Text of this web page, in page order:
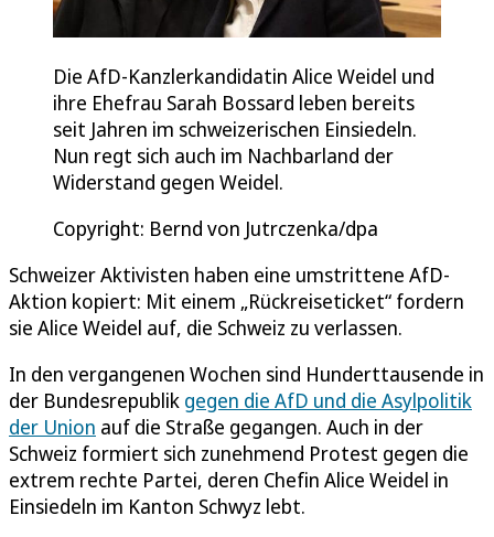
Die AfD-Kanzlerkandidatin Alice Weidel und
ihre Ehefrau Sarah Bossard leben bereits
seit Jahren im schweizerischen Einsiedeln.
Nun regt sich auch im Nachbarland der
Widerstand gegen Weidel.
Copyright: Bernd von Jutrczenka/dpa
Schweizer Aktivisten haben eine umstrittene AfD-
Aktion kopiert: Mit einem „Rückreiseticket“ fordern
sie Alice Weidel auf, die Schweiz zu verlassen.
In den vergangenen Wochen sind Hunderttausende in
der Bundesrepublik gegen die AfD und die Asylpolitik
der Union auf die Straße gegangen. Auch in der
Schweiz formiert sich zunehmend Protest gegen die
extrem rechte Partei, deren Chefin Alice Weidel in
Einsiedeln im Kanton Schwyz lebt.